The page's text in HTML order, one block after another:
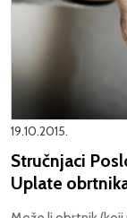
19.10.2015.
Stručnjaci
Uplate